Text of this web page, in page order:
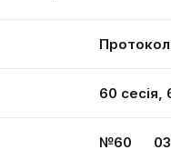
Протокол
60 сесія,
№60